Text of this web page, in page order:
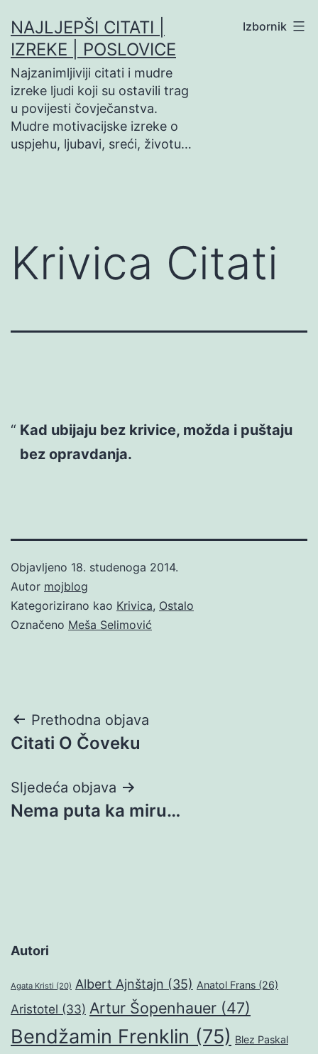
na
sadržaj
NAJLJEPŠI CITATI |
IZREKE | POSLOVICE
Najzanimljiviji citati i mudre
izreke ljudi koji su ostavili trag
u povijesti čovječanstva.
Mudre motivacijske izreke o
uspjehu, ljubavi, sreći, životu…
Izbornik
Krivica Citati
Kad ubijaju bez krivice, možda i puštaju
bez opravdanja.
Objavljeno 18. studenoga 2014.
Autor mojblog
Kategorizirano kao Krivica, Ostalo
Označeno Meša Selimović
Navigacija
objava
Prethodna objava
Citati O Čoveku
Sljedeća objava
Nema puta ka miru…
Autori
Agata Kristi (20) Albert Ajnštajn (35) Anatol Frans (26)
Aristotel (33) Artur Šopenhauer (47)
Bendžamin Frenklin (75) Blez Paskal